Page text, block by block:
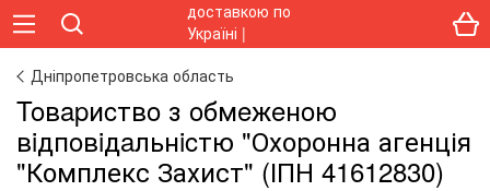
Дніпропетровська область
Toвapиcтвo з oбмeжeнoю
вiдпoвiдaльнicтю "Охоронна агенція
"Комплекс Захист" (ІПН 41612830)